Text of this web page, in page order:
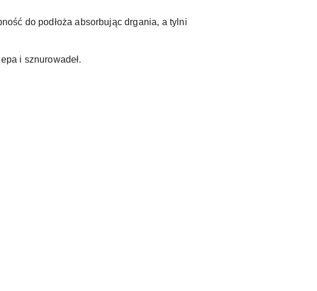
do podłoża absorbując drgania, a tylni
i sznurowadeł.